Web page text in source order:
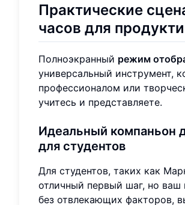
Практические
часов для
Полноэкранный режим
универсальный инструмент,
профессионалом или
учитесь и представляете.
Идеальный компаньон
для студентов
Для студентов, таких как
отличный первый шаг, но
без отвлекающих факторов,